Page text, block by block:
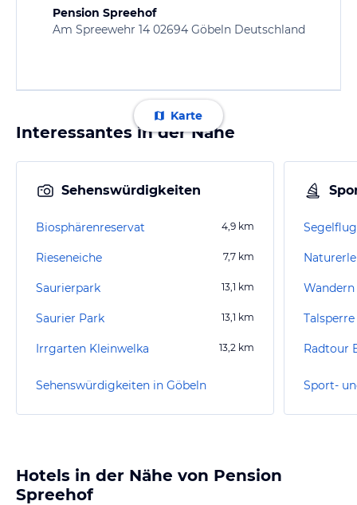
Pension Spreehof
Am Spreewehr 14 02694 Göbeln Deutschland
Karte
Interessantes in der Nähe
Sehenswürdigkeiten
Biosphärenreservat 4,9 km
Rieseneiche 7,7 km
Saurierpark 13,1 km
Saurier Park 13,1 km
Irrgarten Kleinwelka 13,2 km
Sehenswürdigkeiten in Göbeln
Radtour
Sport-
Hotels in der Nähe von Pension
Spreehof